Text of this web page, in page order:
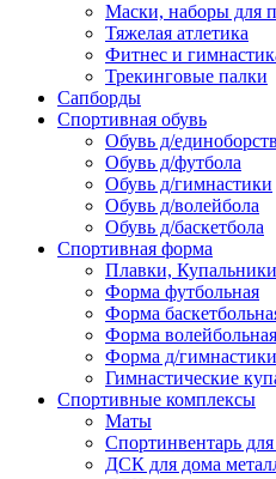
Маски, наборы для
Тяжелая атлетика
Фитнес и
Трекинговые палки
Сапборды
Спортивная обувь
Обувь д/единоборств
Обувь д/футбола
Обувь д/гимнастики
Обувь д/волейбола
Обувь д/баскетбола
Спортивная форма
Плавки, Купальники
Форма футбольная
Форма
Форма волейбольная
Форма д/гимнастики
Гимнастические
Спортивные комплексы
Маты
Спортинвентарь
ДСК для дома